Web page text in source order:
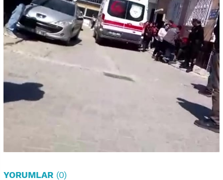
YORUMLAR (0)